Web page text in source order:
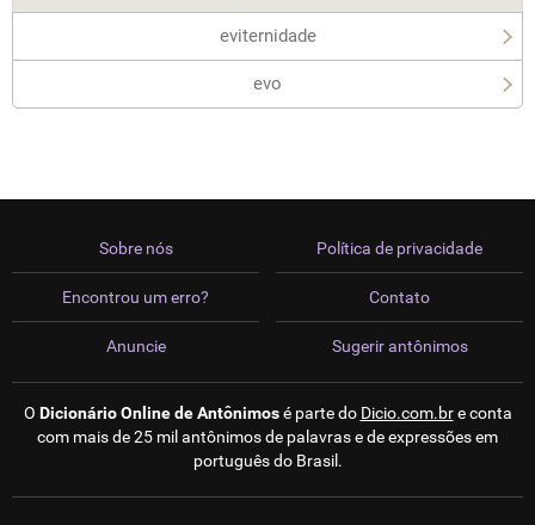
eviternidade
evo
Sobre nós
Encontrou um erro?
Anuncie
Política de privacidade
Contato
Sugerir antônimos
O Dicionário Online de Antônimosé parte do Dicio.com.bre conta
com mais de 25 mil antônimos de palavras e de expressões em
português do Brasil.